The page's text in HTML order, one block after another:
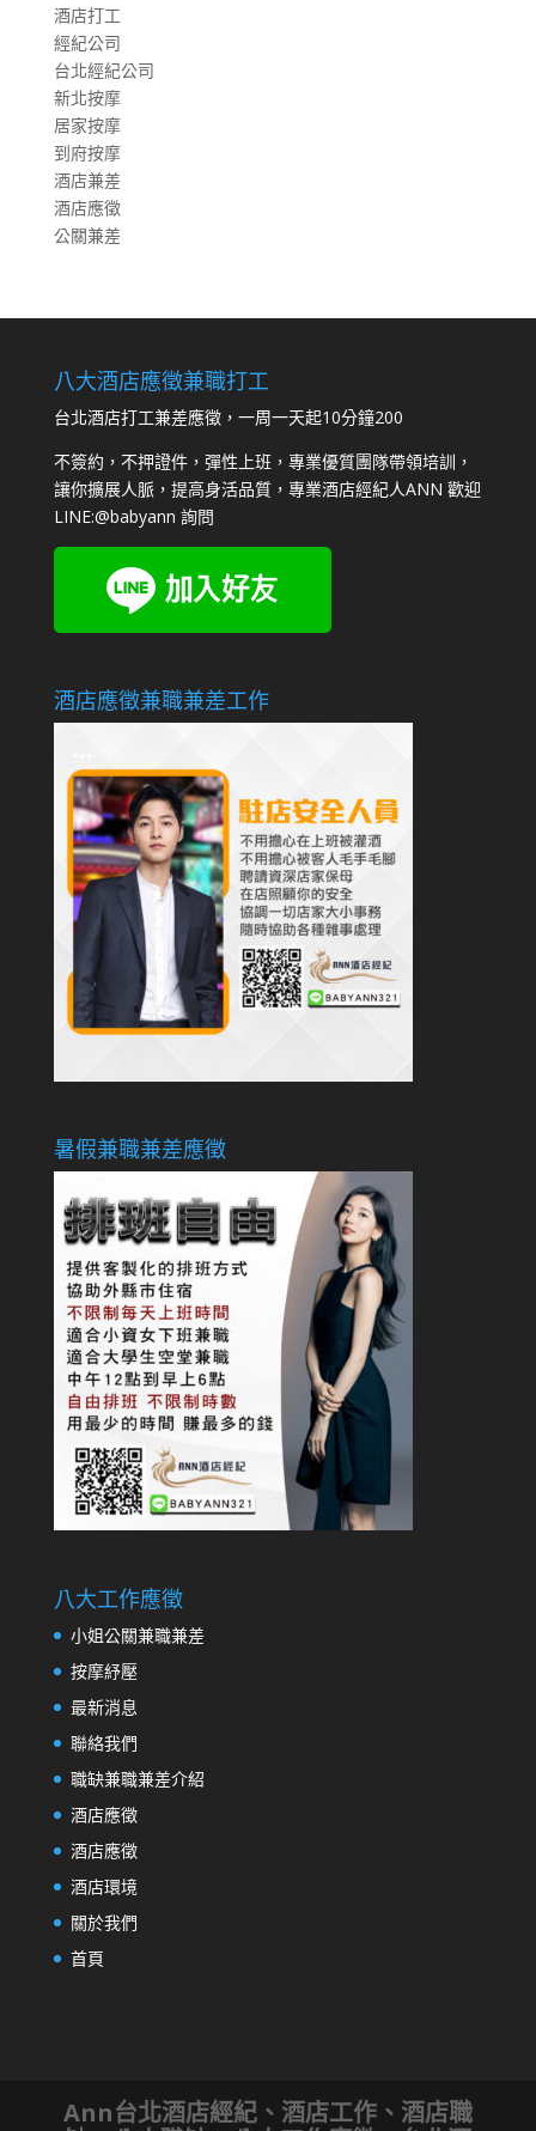
酒店打工
經紀公司
台北經紀公司
新北按摩
居家按摩
到府按摩
酒店兼差
酒店應徵
公關兼差
八大酒店應徵兼職打工
台北酒店打工兼差應徵，一周一天起10分鐘200
不簽約，不押證件，彈性上班，專業優質團隊帶領培訓，
讓你擴展人脈，提高身活品質，專業酒店經紀人ANN 歡迎
LINE:@babyann 詢問
酒店應徵兼職兼差工作
暑假兼職兼差應徵
八大工作應徵
小姐公關兼職兼差
按摩紓壓
最新消息
聯絡我們
職缺兼職兼差介紹
酒店應徵
酒店應徵
酒店環境
關於我們
首頁
Ann台北酒店經紀、酒店工作、酒店職